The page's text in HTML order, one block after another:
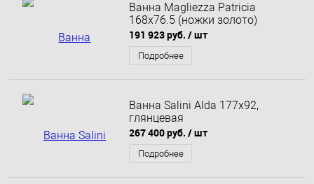
Ванна Magliezza Patricia
168x76.5 (ножки золото)
191 923 руб. / шт
Подробнее
Ванна Salini Alda 177x92,
глянцевая
267 400 руб. / шт
Подробнее